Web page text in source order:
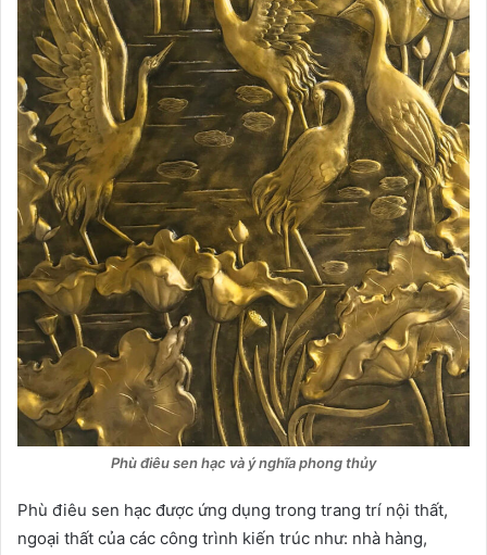
Phù điêu sen hạc và ý nghĩa phong thủy
Phù điêu sen hạc được ứng dụng trong trang trí nội thất,
ngoại thất của các công trình kiến trúc như: nhà hàng,